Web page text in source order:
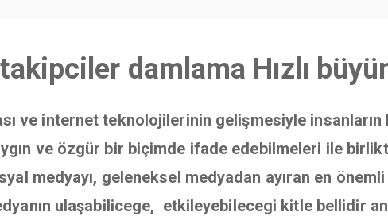
damlama Hızlı
ve internet teknolojilerinin gelişmesiyle
ve özgür bir biçimde ifade edebilmeleri ile
medyayı, geleneksel medyadan ayıran en
ulaşabilicege, etkileyebilecegi kitle bellidir